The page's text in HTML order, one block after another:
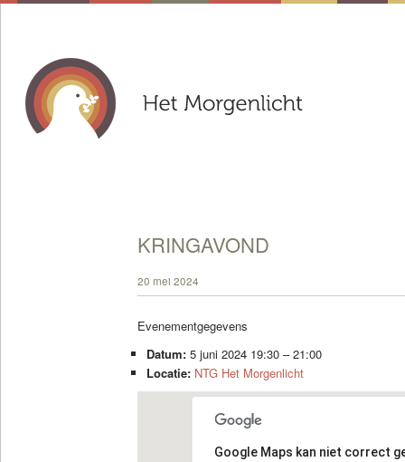
KRINGAVOND
20 mei 2024
Evenementgegevens
Datum: 5 juni 2024 19:30–21:00
Locatie: NTG Het Morgenlicht
Google Maps kan niet correct